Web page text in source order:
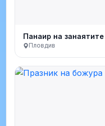
Панаир на занаятите
Пловдив